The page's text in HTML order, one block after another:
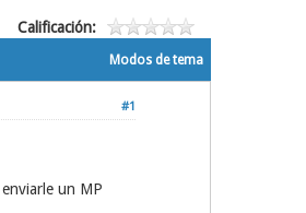
Calificación:
Modos de tema
#1
un MP